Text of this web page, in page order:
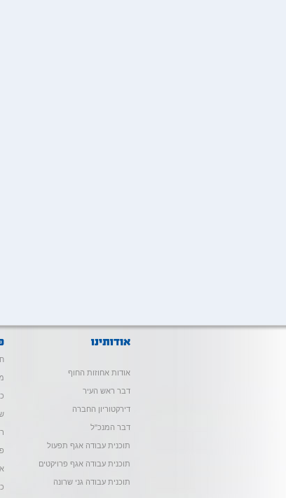
אודות אחוזות החוף
דבר ראש העיר
דירקטוריון החברה
דבר המנכ"ל
תוכנית עבודה אגף תפעול
תוכנית עבודה אגף פרויקטים
תוכנית עבודה גני שרונה